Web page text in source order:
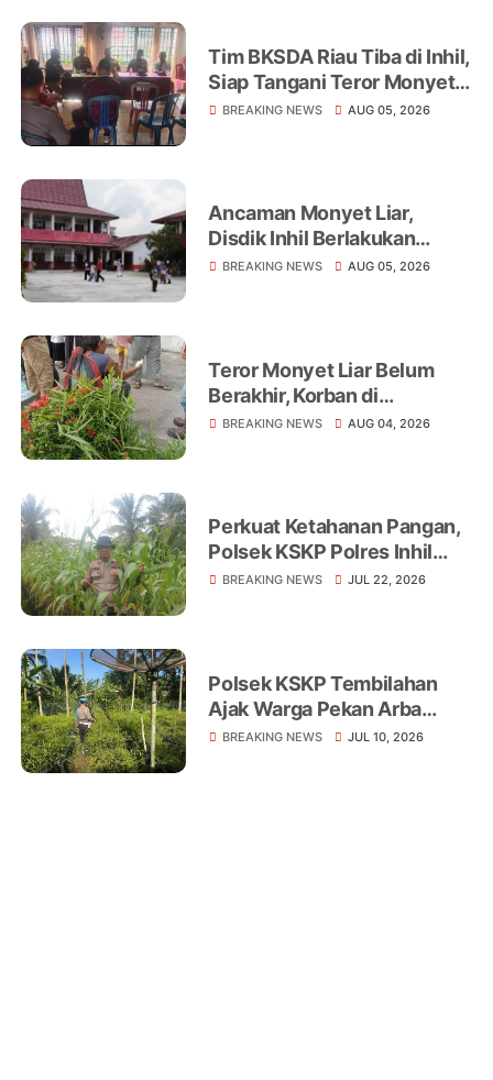
Tim BKSDA Riau Tiba di Inhil,
Siap Tangani Teror Monyet
Liar yang Telah Melukai 18
BREAKING NEWS AUG 05, 2026
Ancaman Monyet Liar,
Disdik Inhil Berlakukan
Belajar dari Rumah di
BREAKING NEWS AUG 05, 2026
Teror Monyet Liar Belum
Berakhir, Korban di
Tembilahan Terus
BREAKING NEWS AUG 04, 2026
Perkuat Ketahanan Pangan,
Polsek KSKP Polres Inhil
Turun Langsung Dampingi
BREAKING NEWS JUL 22, 2026
Polsek KSKP Tembilahan
Ajak Warga Pekan Arba
Tanam Cabai Dukung
BREAKING NEWS JUL 10, 2026